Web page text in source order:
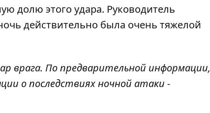
долю этого удара. Руководитель
действительно была очень тяжелой
врага. По предварительной информации,
о последствиях ночной атаки -